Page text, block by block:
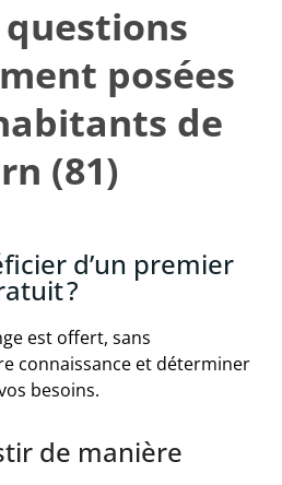
questions
posées
de
(81)
d’un premier
?
est offert, sans
connaissance et déterminer
besoins.
de manière